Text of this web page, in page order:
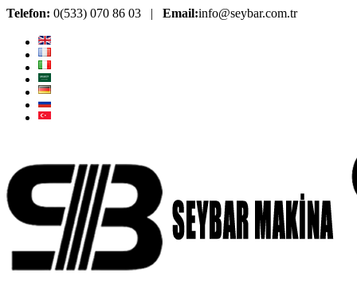
Telefon: 0(533) 070 86 03 | Email:info@seybar.com.tr